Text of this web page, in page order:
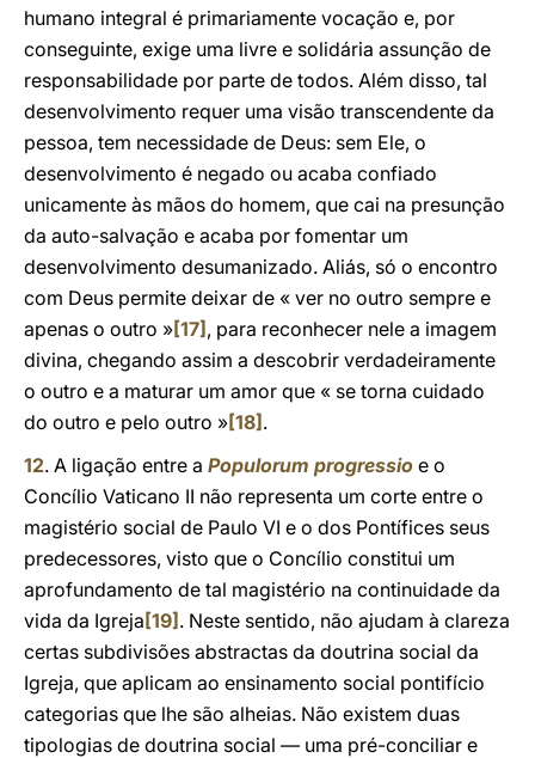
humano integral é primariamente vocação e, por
conseguinte, exige uma livre e solidária assunção de
responsabilidade por parte de todos. Além disso, tal
desenvolvimento requer uma visão transcendente da
pessoa, tem necessidade de Deus: sem Ele, o
desenvolvimento é negado ou acaba confiado
unicamente às mãos do homem, que cai na presunção
da auto-salvação e acaba por fomentar um
desenvolvimento desumanizado. Aliás, só o encontro
com Deus permite deixar de « ver no outro sempre e
apenas o outro »[17] , para reconhecer nele a imagem
divina, chegando assim a descobrir verdadeiramente
o outro e a maturar um amor que « se torna cuidado
do outro e pelo outro »[18] .
12. A ligação entre a Populorum progressio e o
Concílio Vaticano II não representa um corte entre o
magistério social de Paulo VI e o dos Pontífices seus
predecessores, visto que o Concílio constitui um
aprofundamento de tal magistério na continuidade da
vida da Igreja [19] . Neste sentido, não ajudam à clareza
certas subdivisões abstractas da doutrina social da
Igreja, que aplicam ao ensinamento social pontifício
categorias que lhe são alheias. Não existem duas
tipologias de doutrina social — uma pré-conciliar e